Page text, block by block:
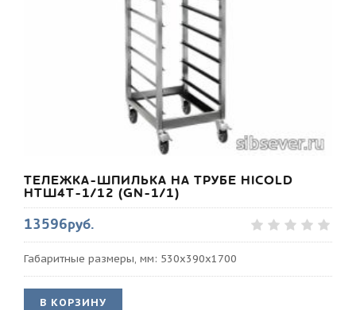
ТЕЛЕЖКА-ШПИЛЬКА НА ТРУБЕ HICOLD
НТШ4Т-1/12 (GN-1/1)
13596руб.
Габаритные размеры, мм: 530х390х1700
В КОРЗИНУ